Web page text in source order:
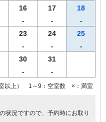
ームシアター・・・1泊1,000
1,000円先着順で数量に限り有
16
-
17
-
18
-
23
-
24
-
25
-
30
-
31
-
以上） 1～9：空室数 ×：満室
状況ですので、予約時にお取り